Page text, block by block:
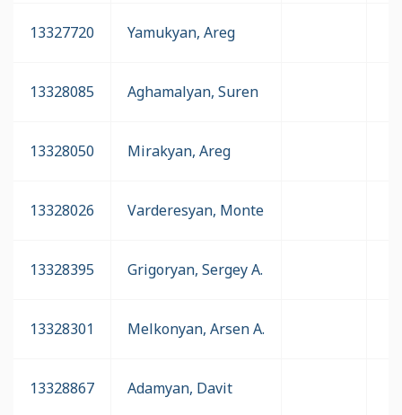
13327720 Yamukyan, Areg
13328085 Aghamalyan, Suren
13328050 Mirakyan, Areg
13328026 Varderesyan, Monte
13328395 Grigoryan, Sergey A.
13328301 Melkonyan, Arsen A.
13328867 Adamyan, Davit